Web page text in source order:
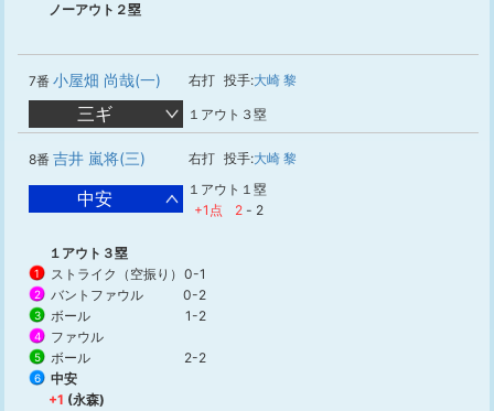
ノーアウト２塁
7番 小屋畑 尚哉(一) 右打 投手:大崎 黎
三ギ １アウト３塁
8番 吉井 嵐将(三) 右打 投手:大崎 黎
中安
１アウト１塁
+1点
2 - 2
１アウト３塁
1 ストライク（空振り） 0-1
2 バントファウル 0-2
3 ボール 1-2
4 ファウル
5 ボール 2-2
6
中安
+1 (永森)